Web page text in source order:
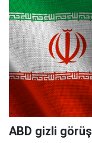
ABD gizli